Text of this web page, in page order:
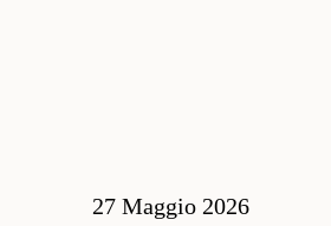
27 Maggio 2026